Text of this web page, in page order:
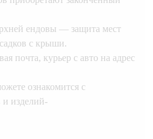
ендовы — защита мест
с крыши.
почта, курьер с авто на адрес
ознакомится с
и изделий-